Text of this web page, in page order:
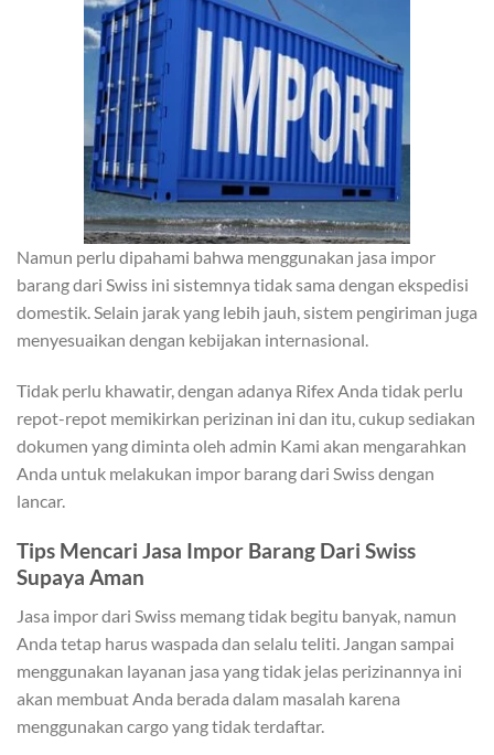
Namun perlu dipahami bahwa menggunakan jasa impor
barang dari Swiss ini sistemnya tidak sama dengan ekspedisi
domestik. Selain jarak yang lebih jauh, sistem pengiriman juga
menyesuaikan dengan kebijakan internasional.
Tidak perlu khawatir, dengan adanya Rifex Anda tidak perlu
repot-repot memikirkan perizinan ini dan itu, cukup sediakan
dokumen yang diminta oleh admin Kami akan mengarahkan
Anda untuk melakukan impor barang dari Swiss dengan
lancar.
Tips Mencari Jasa Impor Barang Dari Swiss
Supaya Aman
Jasa impor dari Swiss memang tidak begitu banyak, namun
Anda tetap harus waspada dan selalu teliti. Jangan sampai
menggunakan layanan jasa yang tidak jelas perizinannya ini
akan membuat Anda berada dalam masalah karena
menggunakan cargo yang tidak terdaftar.